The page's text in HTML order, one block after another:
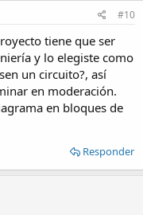
#10
tiene que ser
y lo elegiste como
un circuito?, así
en moderación.
en bloques de
Responder